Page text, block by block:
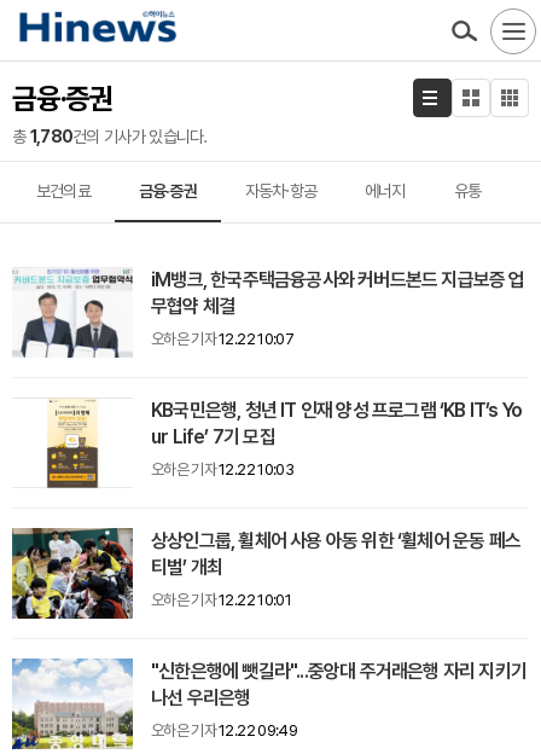
금융·증권
총1,780건의 기사가 있습니다.
보건의료 금융·증권 자동차·항공 에너지 유통
iM뱅크, 한국주택금융공사와 커버드본드 지급보증 업
무협약 체결
오하은 기자12.22 10:07
KB국민은행, 청년 IT 인재 양성 프로그램 ‘KB IT’s Yo
ur Life’ 7기 모집
오하은 기자12.22 10:03
상상인그룹, 휠체어 사용 아동 위한 ‘휠체어 운동 페스
티벌’ 개최
오하은 기자12.22 10:01
"신한은행에 뺏길라"...중앙대 주거래은행 자리 지키기
나선 우리은행
오하은 기자12.22 09:49